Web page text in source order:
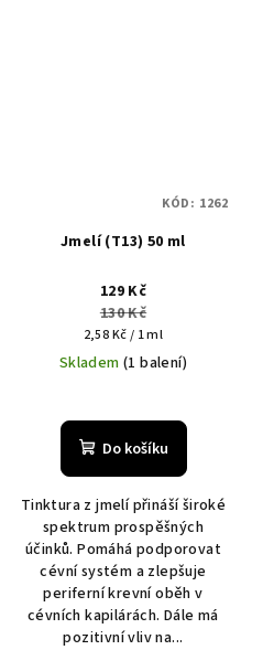
Jmelí (T13) 50 ml
129 Kč
130 Kč
Měrná
cena:
2,58 Kč / 1 ml
Skladem(1 balení)
Do košíku
Tinktura z jmelí přináší široké
spektrum prospěšných
účinků. Pomáhá podporovat
cévní systém a zlepšuje
periferní krevní oběh v
cévních kapilárách. Dále má
pozitivní vliv na...
KÓD: 1262